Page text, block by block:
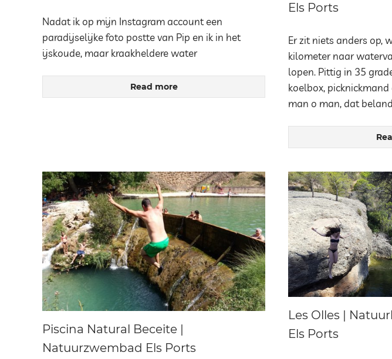
Nadat ik op mijn Instagram account een
paradijselijke foto postte van Pip en ik in het
ijskoude, maar kraakheldere water
Read more
Els Ports
Er zit niets anders op,
kilometer naar
lopen. Pittig in 35
koelbox,
man o man, dat
Piscina Natural Beceite |
Natuurzwembad Els Ports
Les Olles |
Els Ports